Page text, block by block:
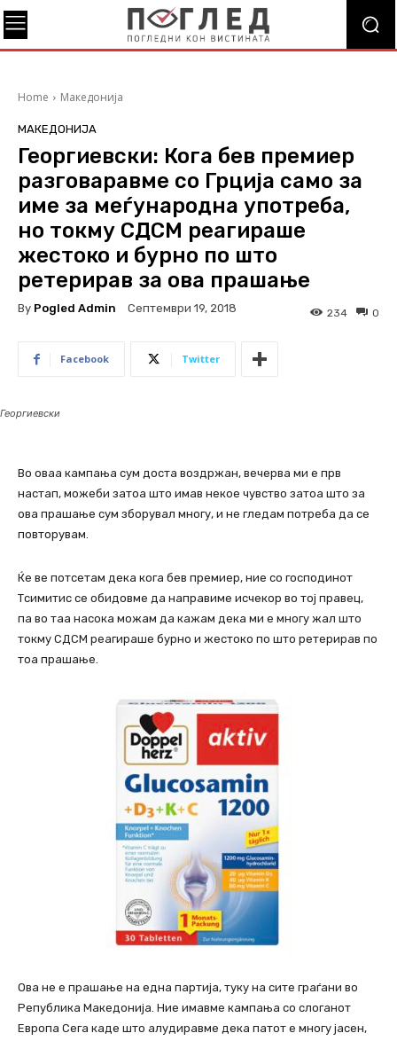
Home Македонија
МАКЕДОНИЈА
Георгиевски: Кога бев премиер
разговаравме со Грција само за
име за меѓународна употреба,
но токму СДСМ реагираше
жестоко и бурно по што
ретерирав за ова прашање
By Pogled Admin Септември 19, 2018 0
234
Facebook Twitter
Георгиевски
Во оваа кампања сум доста воздржан, вечерва ми е прв
настап, можеби затоа што имав некое чувство затоа што за
ова прашање сум зборувал многу, и не гледам потреба да се
повторувам.
Ќе ве потсетам дека кога бев премиер, ние со господинот
Тсимитис се обидовме да направиме исчекор во тој правец,
па во таа насока можам да кажам дека ми е многу жал што
токму СДСМ реагираше бурно и жестоко по што ретерирав по
тоа прашање.
Ова не е прашање на една партија, туку на сите граѓани во
Република Македонија. Ние имавме кампања со слоганот
Европа Сега каде што алудиравме дека патот е многу јасен,